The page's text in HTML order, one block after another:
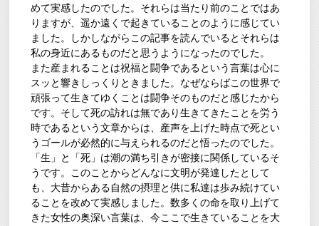
めて実感したのでした。それらは当たり前のことではあ
りますが、遥か遠くで起きていることのように感じてい
ました。しかしながらこの記事を読んでいるとそれらは
私の身近にあるものだと思うようになったのでした。
また産まれることは祝福と闘争であるという言葉は心に
スッと響きしっくりときました。なぜならばこの世界で
頑張って生きてゆくことは闘争そのものだと感じたから
です。そして死の訪れは無であり生きてきたことを労う
時であるという文章からは、産声を上げた時点で死とい
うゴールが必然的に与えられるのだと悟ったのでした。
「生」と「死」は潮の満ち引きが密接に関係しているそ
うです。このことからどんなに文明が発達したとして
も、大昔からある自然の摂理と供に私達は歩み続けてい
ることを改めて実感しました。数多くの命を取り上げて
きた女性の奥深い言葉は、今ここで生きていることを大